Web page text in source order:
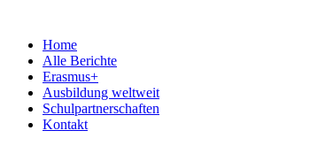
Home
Alle Berichte
Erasmus+
Ausbildung weltweit
Schulpartnerschaften
Kontakt